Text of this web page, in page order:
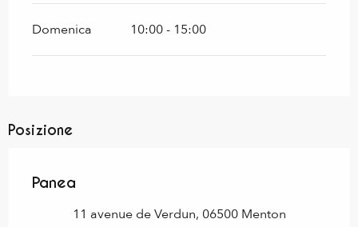
Domenica 10:00 - 15:00
Posizione
Panea
11 avenue de Verdun, 06500 Menton